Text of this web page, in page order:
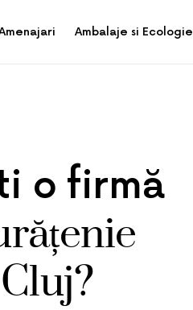
Ambalaje si Ecologie
o firmă